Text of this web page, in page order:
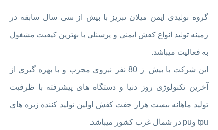
گروه تولیدی ایمن میلان تبریز با بیش از سی سال سابقه در
زمینه تولید انواع کفش ایمنی و پرسنلی با بهترین کیفیت مشغول
به فعالیت میباشد.
این شرکت ‌با بیش از 80 نفر نیروی مجرب و با بهره گیری از
آخرین تکنولوژی روز دنیا و دستگاه های پیشرفته با ظرفیت
تولید ماهانه بیست هزار جفت کفش اولین تولید کننده زیره های
tpu وpu در شمال غرب کشور میباشد.